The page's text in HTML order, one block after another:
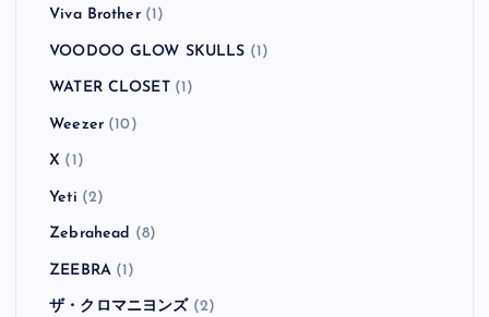
Viva Brother(1)
VOODOO GLOW SKULLS (1)
WATER CLOSET(1)
Weezer(10)
X (1)
Yeti (2)
Zebrahead (8)
ZEEBRA(1)
ザ・クロマニヨンズ (2)